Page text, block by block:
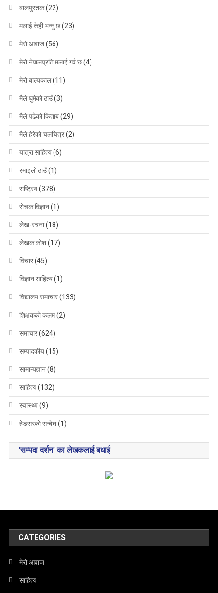
बालपुस्तक(22)
मलाई केही भन्नु छ(23)
मेरो आवाज(56)
मेरो नेपालप्रति मलाई गर्व छ(4)
मेरो बाल्यकाल(11)
मैले घुमेको ठाउँ(3)
मैले पढेको किताब(29)
मैले हेरेको चलचित्र(2)
यात्रा साहित्य(6)
रमाइलो ठाउँ(1)
राष्ट्रिय(378)
रोचक विज्ञान(1)
लेख-रचना(18)
लेखक कोश(17)
विचार(45)
विज्ञान साहित्य(1)
विद्यालय समाचार(133)
शिक्षककाे कलम(2)
समाचार(624)
सम्पादकीय(15)
सामान्यज्ञान(8)
साहित्य(132)
स्वास्थ्य(9)
हेडसरकाे सन्देश(1)
'सम्पदा दर्शन' का लेखकलाई बधाई
CATEGORIES
मेरो आवाज
साहित्य